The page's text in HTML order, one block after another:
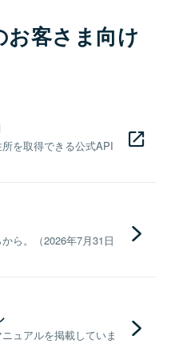
お客さま向け
を取得できる公式API
ら。（2026年7月31日
ュアルを掲載していま